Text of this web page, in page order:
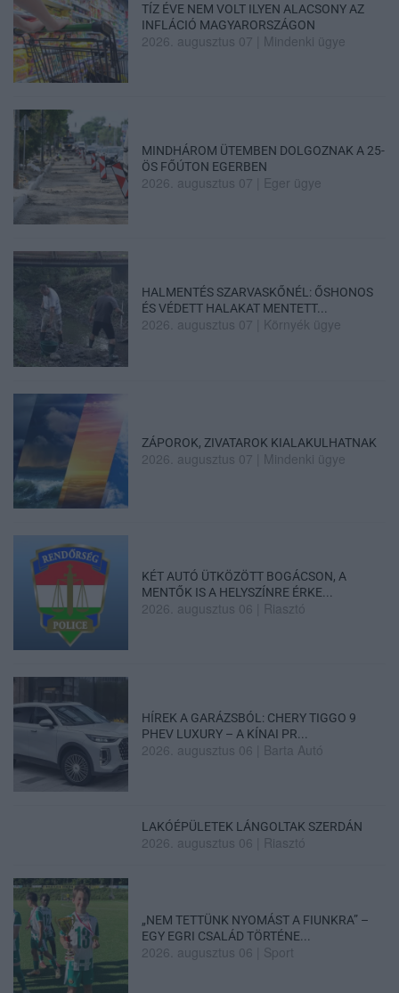
TÍZ ÉVE NEM VOLT ILYEN ALACSONY AZ
INFLÁCIÓ MAGYARORSZÁGON
2026. augusztus 07 Mindenki ügye
MINDHÁROM ÜTEMBEN DOLGOZNAK A 25-
ÖS FŐÚTON EGERBEN
2026. augusztus 07 Eger ügye
HALMENTÉS SZARVASKŐNÉL: ŐSHONOS
ÉS VÉDETT HALAKAT MENTETT...
2026. augusztus 07 Környék ügye
ZÁPOROK, ZIVATAROK KIALAKULHATNAK
2026. augusztus 07 Mindenki ügye
KÉT AUTÓ ÜTKÖZÖTT BOGÁCSON, A
MENTŐK IS A HELYSZÍNRE ÉRKE...
2026. augusztus 06 Riasztó
HÍREK A GARÁZSBÓL: CHERY TIGGO 9
PHEV LUXURY – A KÍNAI PR...
2026. augusztus 06 Barta Autó
LAKÓÉPÜLETEK LÁNGOLTAK SZERDÁN
2026. augusztus 06 Riasztó
„NEM TETTÜNK NYOMÁST A FIUNKRA” –
EGY EGRI CSALÁD TÖRTÉNE...
2026. augusztus 06 Sport